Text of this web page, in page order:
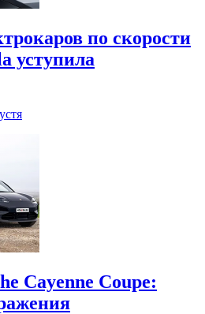
по скорости
уступила
Cayenne Coupe: